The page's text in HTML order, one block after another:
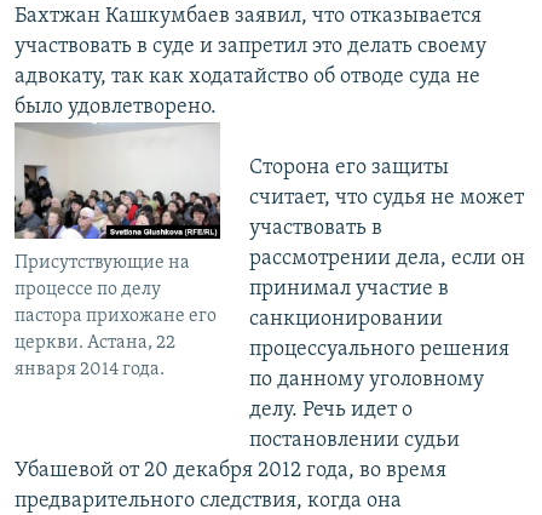
Бахтжан Кашкумбаев заявил, что отказывается
участвовать в суде и запретил это делать своему
адвокату, так как ходатайство об отводе суда не
было удовлетворено.
Присутствующие на
процессе по делу
пастора прихожане его
церкви. Астана, 22
января 2014 года.
Сторона его защиты
считает, что судья не может
участвовать в
рассмотрении дела, если он
принимал участие в
санкционировании
процессуального решения
по данному уголовному
делу. Речь идет о
постановлении судьи
Убашевой от 20 декабря 2012 года, во время
предварительного следствия, когда она